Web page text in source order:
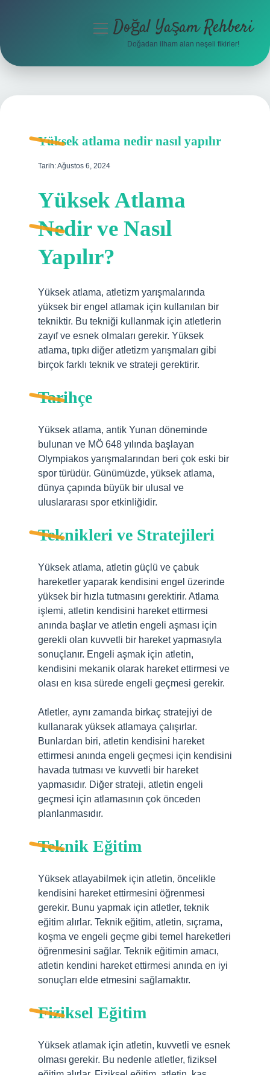
Hakkımızda
menüyüDoğal Yaşam Rehberi
Doğadan ilham alan neşeli fikirler!
Yüksek atlama nedir nasıl yapılır
Tarih: Ağustos 6, 2024
Yüksek Atlama
Nedir ve Nasıl
Yapılır?
Yüksek atlama, atletizm yarışmalarında
yüksek bir engel atlamak için kullanılan bir
tekniktir. Bu tekniği kullanmak için atletlerin
zayıf ve esnek olmaları gerekir. Yüksek
atlama, tıpkı diğer atletizm yarışmaları gibi
birçok farklı teknik ve strateji gerektirir.
Tarihçe
Yüksek atlama, antik Yunan döneminde
bulunan ve MÖ 648 yılında başlayan
Olympiakos yarışmalarından beri çok eski bir
spor türüdür. Günümüzde, yüksek atlama,
dünya çapında büyük bir ulusal ve
uluslararası spor etkinliğidir.
Teknikleri ve Stratejileri
Yüksek atlama, atletin güçlü ve çabuk
hareketler yaparak kendisini engel üzerinde
yüksek bir hızla tutmasını gerektirir. Atlama
işlemi, atletin kendisini hareket ettirmesi
anında başlar ve atletin engeli aşması için
gerekli olan kuvvetli bir hareket yapmasıyla
sonuçlanır. Engeli aşmak için atletin,
kendisini mekanik olarak hareket ettirmesi ve
olası en kısa sürede engeli geçmesi gerekir.
Atletler, aynı zamanda birkaç stratejiyi de
kullanarak yüksek atlamaya çalışırlar.
Bunlardan biri, atletin kendisini hareket
ettirmesi anında engeli geçmesi için kendisini
havada tutması ve kuvvetli bir hareket
yapmasıdır. Diğer strateji, atletin engeli
geçmesi için atlamasının çok önceden
planlanmasıdır.
Teknik Eğitim
Yüksek atlayabilmek için atletin, öncelikle
kendisini hareket ettirmesini öğrenmesi
gerekir. Bunu yapmak için atletler, teknik
eğitim alırlar. Teknik eğitim, atletin, sıçrama,
koşma ve engeli geçme gibi temel hareketleri
öğrenmesini sağlar. Teknik eğitimin amacı,
atletin kendini hareket ettirmesi anında en iyi
sonuçları elde etmesini sağlamaktır.
Fiziksel Eğitim
Yüksek atlamak için atletin, kuvvetli ve esnek
olması gerekir. Bu nedenle atletler, fiziksel